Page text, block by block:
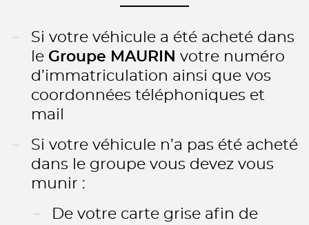
Si votre véhicule a été acheté dans
le Groupe MAURIN votre numéro
d’immatriculation ainsi que vos
coordonnées téléphoniques et
mail
Si votre véhicule n’a pas été acheté
dans le groupe vous devez vous
munir :
De votre carte grise afin de